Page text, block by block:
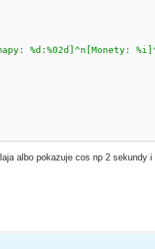
%d:%02d]^n[Monety:
albo pokazuje cos np 2 sekundy